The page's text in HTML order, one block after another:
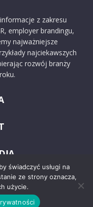
z zakresu
employer brandingu,
najważniejsze
najciekawszych
rozwój branży
świadczyć usługi na
ze strony oznacza,
użycie.